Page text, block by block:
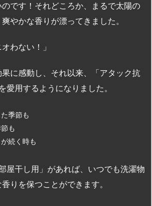
です！それどころか、まるで太陽の
やかな香りが漂ってきました。
わない！」
に感動し、それ以来、「アタック抗
愛用するようになりました。
季節も
も
続く時も
屋干し用」があれば、いつでも洗濯物
りを保つことができます。